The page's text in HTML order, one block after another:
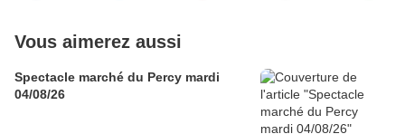
Vous aimerez aussi
Spectacle marché du Percy mardi
04/08/26